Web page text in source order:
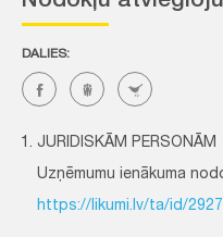
DALIES:
JURIDISKĀM PERSONĀM
Uzņēmumu ienākuma
https://likumi.lv/ta/id/